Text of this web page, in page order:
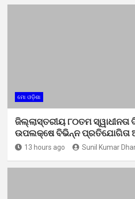
ମୋ ଓଡ଼ିଶା
ଜିଲ୍ଲାସ୍ତରୀୟ ୮୦ତମ ସ୍ୱାଧୀନତା
ଉପଲକ୍ଷେ ବିଭିନ୍ନ ପ୍ରତିଯୋଗିତା
13 hours ago Sunil Kumar